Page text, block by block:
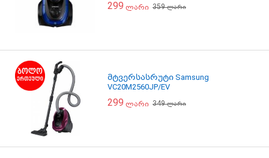
299 ლარი 359ლარი
მტვერსასრუტი Samsung
VC20M2560JP/EV
299 ლარი 349ლარი